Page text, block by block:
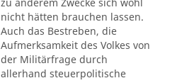
zu anderem Zwecke sich wohl
nicht hätten brauchen lassen.
Auch das Bestreben, die
Aufmerksamkeit des Volkes von
der Militärfrage durch
allerhand steuerpolitische